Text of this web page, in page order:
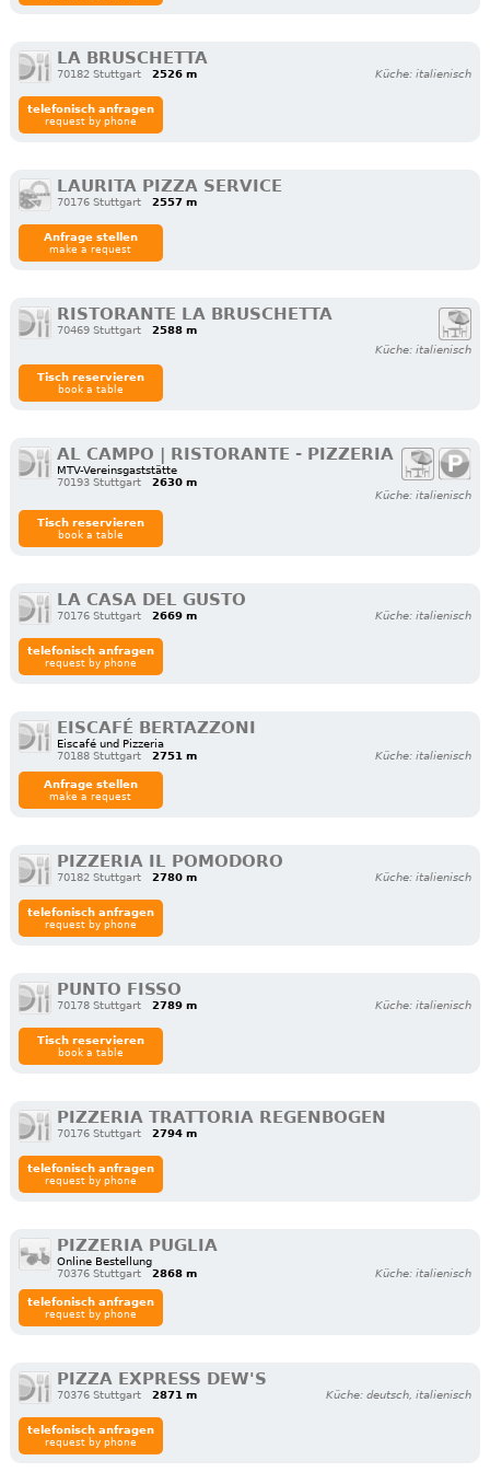
LA BRUSCHETTA
70182 Stuttgart 2526 m Küche: italienisch
telefonisch anfragen
request by phone
LAURITA PIZZA SERVICE
70176 Stuttgart 2557 m
Anfrage stellen
make a request
RISTORANTE LA BRUSCHETTA
70469 Stuttgart
2588 m
Küche: italienisch
Tisch reservieren
book a table
AL CAMPO | RISTORANTE - PIZZERIA
MTV-Vereinsgaststätte
70193 Stuttgart
2630 m
Küche: italienisch
Tisch reservieren
book a table
LA CASA DEL GUSTO
70176 Stuttgart 2669 m Küche: italienisch
telefonisch anfragen
request by phone
EISCAFÉ BERTAZZONI
Eiscafé und Pizzeria
70188 Stuttgart
2751 m Küche: italienisch
Anfrage stellen
make a request
PIZZERIA IL POMODORO
70182 Stuttgart 2780 m Küche: italienisch
telefonisch anfragen
request by phone
PUNTO FISSO
70178 Stuttgart 2789 m Küche: italienisch
Tisch reservieren
book a table
PIZZERIA TRATTORIA REGENBOGEN
70176 Stuttgart 2794 m
telefonisch anfragen
request by phone
PIZZERIA PUGLIA
Online Bestellung
70376 Stuttgart
2868 m Küche: italienisch
telefonisch anfragen
request by phone
PIZZA EXPRESS DEW'S
70376 Stuttgart 2871 m Küche: deutsch, italienisch
telefonisch anfragen
request by phone